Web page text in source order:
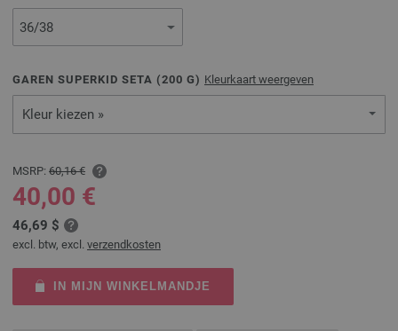
GAREN SUPERKID SETA (200 G) Kleurkaart weergeven
Kleur kiezen »
MSRP: 60,16 €
40,00 €
46,69 $
excl. btw, excl. verzendkosten
IN MIJN WINKELMANDJE